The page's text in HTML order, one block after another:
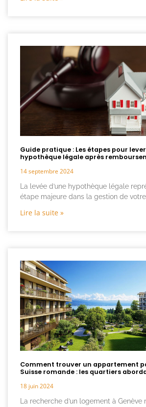
Guide pratique : Les étapes pour
hypothèque légale après
14 septembre 2024
La levée d’une hypothèque légale
étape majeure dans la gestion de
Lire la suite »
Comment trouver un appartement
Suisse romande : les quartiers
18 juin 2024
La recherche d’un logement à Genève